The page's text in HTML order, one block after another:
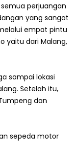
perjuangan
yang sangat
empat pintu
yaitu dari Malang,
sampai lokasi
Setelah itu,
dan
sepeda motor